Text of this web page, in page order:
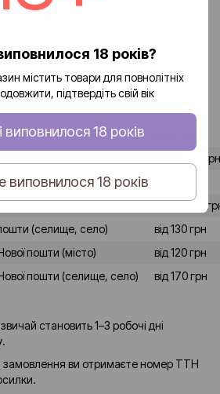
18 років?
містить товари для повнолітніх
підтвердіть свій вік
виповнилося 18 років
виповнилося 18 років
Україні здійснюється службою «Нова
від 80-90 грн
(селище, село)
(місто)
від 90-100
(селище, село)
від 130 грн
пошти (місто)
від 120 грн
пошти (селище, село)
від 170 грн
становить 1–3 робочі дні
замовлення ви отримаєте номер ТТН